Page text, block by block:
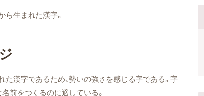
生まれた漢字。
漢字であるため、勢いの強さを感じる字である。字
前をつくるのに適している。